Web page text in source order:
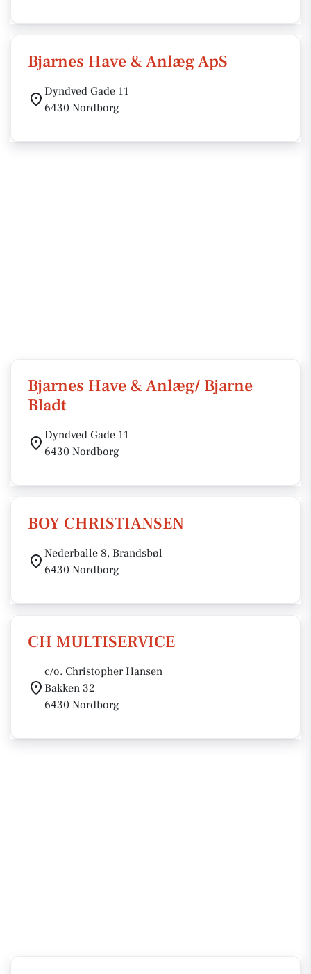
Bjarnes Have & Anlæg ApS
Dyndved Gade 11
6430 Nordborg
Bjarnes Have & Anlæg/ Bjarne
Bladt
Dyndved Gade 11
6430 Nordborg
BOY CHRISTIANSEN
Nederballe 8, Brandsbøl
6430 Nordborg
CH MULTISERVICE
c/o. Christopher Hansen
Bakken 32
6430 Nordborg